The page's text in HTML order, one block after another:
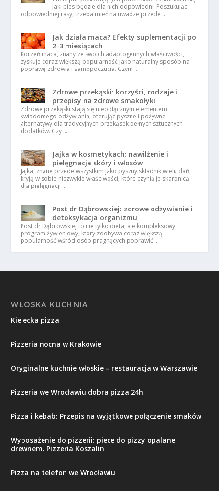
jaki pies będzie dla nich odpowiedni. Poszukując
odpowiedniej rasy, trzeba mieć na uwadze przede …
Jak działa maca? Efekty suplementacji po
2-3 miesiącach
Korzeń maca, znany ze swoich adaptogennych właściwości,
zyskuje coraz większą popularność jako naturalny sposób na
poprawę zdrowia i samopoczucia. Czym …
Zdrowe przekąski: korzyści, rodzaje i
przepisy na zdrowe smakołyki
Zdrowe przekąski stają się nieodłącznym elementem
świadomego odżywiania, oferując pyszne i pożywne
alternatywy dla tradycyjnych przekąsek pełnych sztucznych
dodatków. Czy …
Jajka w kosmetykach: nawilżenie i
pielęgnacja skóry i włosów
Jajka, znane przede wszystkim jako pyszny składnik wielu dań,
kryją w sobie niezwykłe właściwości, które czynią je skarbnicą
dla pielęgnacji …
Post dr Dąbrowskiej: zdrowe odżywianie i
detoksykacja organizmu
Post dr Dąbrowskiej to nie tylko dieta, ale kompleksowy
program żywieniowy, który zdobywa coraz większą
popularność wśród osób pragnących poprawić …
WŁOSKA KUCHNIA
Kielecka pizza
Pizzeria nocna w Krakowie
Oryginalne kuchnie włoskie – restauracja w Warszawie
Pizzeria we Wrocławiu dobra pizza 24h
Pizza i kebab: Przepis na wyjątkowe połączenie smaków
Wyposażenie do pizzerii: piece do pizzy opalane
drewnem. Pizzeria Koszalin
Pizza na telefon we Wrocławiu